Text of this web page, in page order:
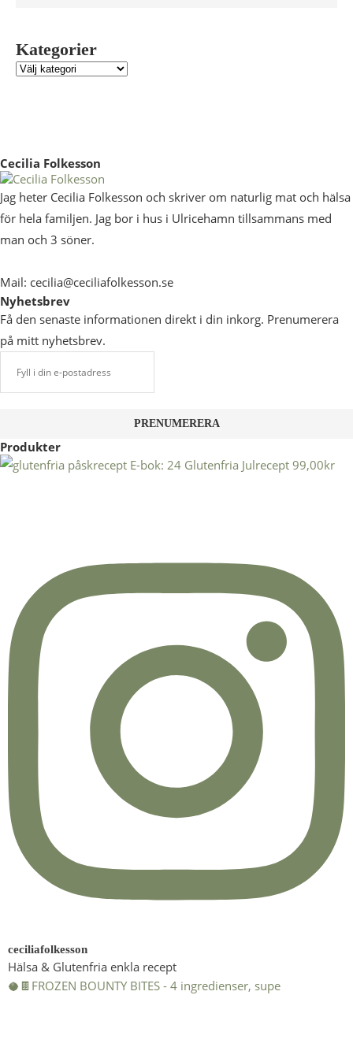
Kategorier
Cecilia Folkesson
Jag heter Cecilia Folkesson och skriver om naturlig mat och hälsa
för hela familjen. Jag bor i hus i Ulricehamn tillsammans med
man och 3 söner.
Mail: cecilia@ceciliafolkesson.se
Nyhetsbrev
Få den senaste informationen direkt i din inkorg. Prenumerera
på mitt nyhetsbrev.
Produkter
E-bok: 24 Glutenfria Julrecept 99,00kr
ceciliafolkesson
Hälsa & Glutenfria enkla recept
🥥🍫FROZEN BOUNTY BITES - 4 ingredienser, supe